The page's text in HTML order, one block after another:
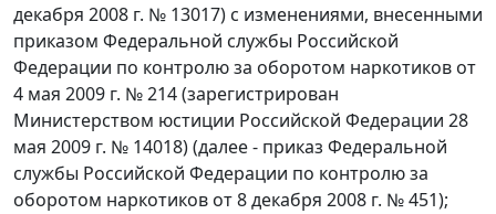
декабря 2008 г. № 13017) с изменениями, внесенными
приказом Федеральной службы Российской
Федерации по контролю за оборотом наркотиков от
4 мая 2009 г. № 214 (зарегистрирован
Министерством юстиции Российской Федерации 28
мая 2009 г. № 14018) (далее - приказ Федеральной
службы Российской Федерации по контролю за
оборотом наркотиков от 8 декабря 2008 г. № 451);